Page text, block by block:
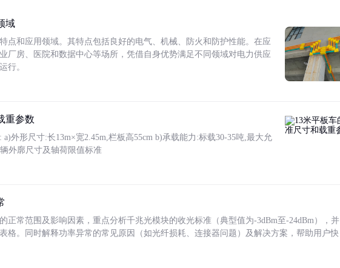
域
点和应用领域。其特点包括良好的电气、机械、防火和防护性能。在应
厂房、医院和数据中心等场所，凭借自身优势满足不同领域对电力供应
行。
重参数
外形尺寸:长13m×宽2.45m,栏板高55cm b)承载能力:标载30-35吨,最大允
外廓尺寸及轴荷限值标准
正常范围及影响因素，重点分析千兆光模块的收光标准（典型值为-3dBm至-24dBm），并
格。同时解释功率异常的常见原因（如光纤损耗、连接器问题）及解决方案，帮助用户快